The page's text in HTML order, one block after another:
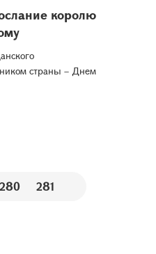
королю
страны – Днем
280
281